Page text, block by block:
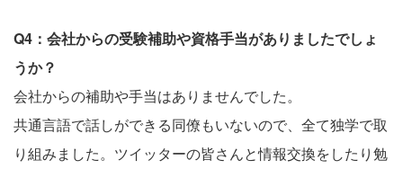
Q4：会社からの受験補助や資格手当がありましたでしょ
うか？
会社からの補助や手当はありませんでした。
共通言語で話しができる同僚もいないので、全て独学で取
り組みました。ツイッターの皆さんと情報交換をしたり勉